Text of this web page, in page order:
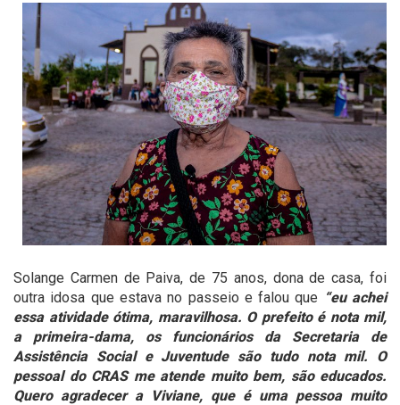
Solange Carmen de Paiva, de 75 anos, dona de casa, foi
outra idosa que estava no passeio e falou que “eu achei
essa atividade ótima, maravilhosa. O prefeito é nota mil,
a primeira-dama, os funcionários da Secretaria de
Assistência Social e Juventude são tudo nota mil. O
pessoal do CRAS me atende muito bem, são educados.
Quero agradecer a Viviane, que é uma pessoa muito